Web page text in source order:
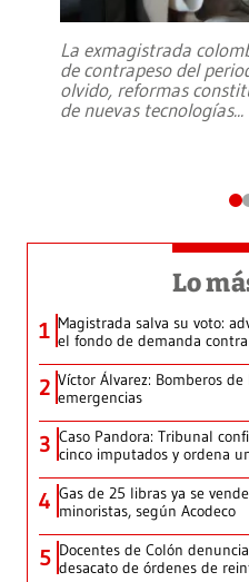
La exmagistrada
de contrapeso del
olvido, reformas
de nuevas tecnologías...
Lo
1 Magistrada salva su voto:
el fondo de demanda
2 Víctor Álvarez: Bomberos
emergencias
3 Caso Pandora: Tribunal
cinco imputados y ordena
4 Gas de 25 libras ya se
minoristas, según Acodeco
5 Docentes de Colón
desacato de órdenes de